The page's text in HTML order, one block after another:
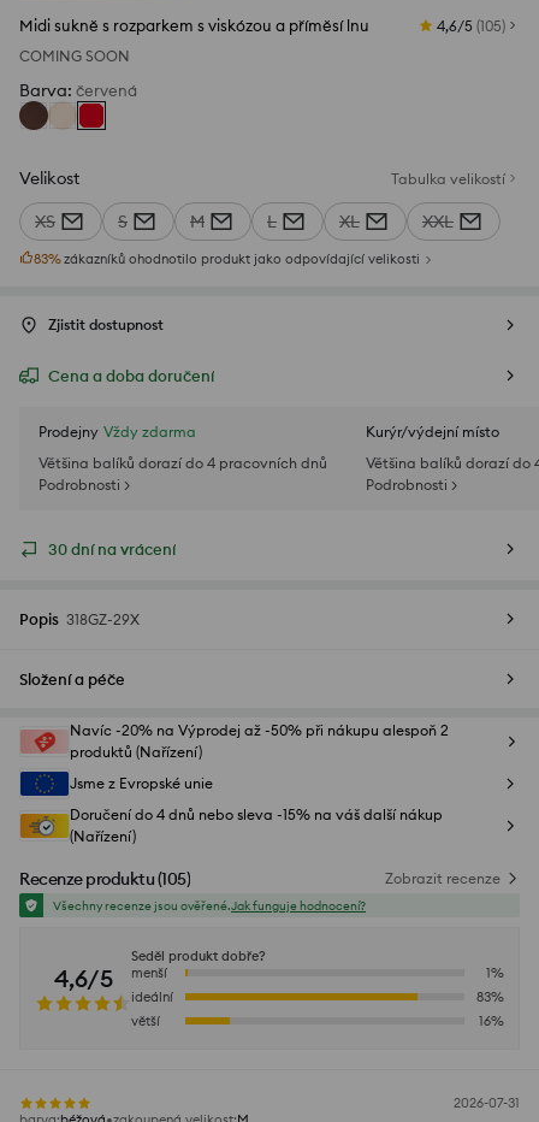
Midi sukně s rozparkem s viskózou a příměsí lnu 4,6/5 (105)
COMING SOON
Barva: červená
Velikost Tabulka velikostí
XS S M L XL XXL
83%zákazníků ohodnotilo produkt jako odpovídající velikosti
Zjistit dostupnost
Cena a doba doručení
Prodejny Vždy zdarma
Většina balíků dorazí do 4 pracovních dnů
Podrobnosti >
Kurýr/výdejní místo
Většina balíků dorazí do
Podrobnosti >
30 dní na vrácení
Popis 318GZ-29X
Složení a péče
Navíc -20% na Výprodej až -50% při nákupu alespoň 2
produktů (Nařízení)
Jsme z Evropské unie
Doručení do 4 dnů nebo sleva -15% na váš další nákup
(Nařízení)
Recenze produktu(105) Zobrazit recenze
Všechny recenze jsou ověřené.Jak funguje hodnocení?
4,6/5
Seděl produkt dobře?
menší
1%
ideální
83%
větší
16%
2026-07-31